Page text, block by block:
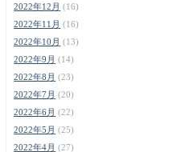
2022年12月 (16)
2022年11月 (16)
2022年10月 (13)
2022年9月 (14)
2022年8月 (23)
2022年7月 (20)
2022年6月 (22)
2022年5月 (25)
2022年4月 (27)